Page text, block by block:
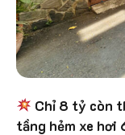
Chỉ 8 tỷ còn
tầng hẻm xe hơi